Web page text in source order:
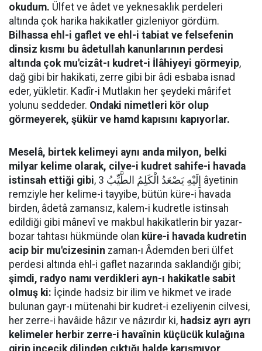
okudum. Ülfet ve âdet ve yeknesaklık perdeleri
altında çok harika hakikatler gizleniyor gördüm.
Bilhassa ehl-i gaflet ve ehl-i tabiat ve felsefenin
dinsiz kısmı bu âdetullah kanunlarının perdesi
altında çok mu'cizât-ı kudret-i İlâhiyeyi görmeyip,
dağ gibi bir hakikati, zerre gibi bir âdi esbaba isnad
eder, yükletir. Kadîr-i Mutlakın her şeydeki mârifet
yolunu seddeder. Ondaki nimetleri kör olup
görmeyerek, şükür ve hamd kapısını kapıyorlar.
Meselâ, birtek kelimeyi aynı anda milyon, belki
milyar kelime olarak, cilve-i kudret sahife-i havada
istinsah ettiği gibi, إِلَيْهِ يَصْعَدُ الْكَلِمُ الطَّيِّبُ 3 âyetinin
remziyle her kelime-i tayyibe, bütün küre-i havada
birden, âdetâ zamansız, kalem-i kudretle istinsah
edildiği gibi mânevî ve makbul hakikatlerin bir yazar-
bozar tahtası hükmünde olan küre-i havada kudretin
acip bir mu'cizesinin zaman-ı Âdemden beri ülfet
perdesi altında ehl-i gaflet nazarında saklandığı gibi;
şimdi, radyo namı verdikleri ayn-ı hakikatle sabit
olmuş ki: İçinde hadsiz bir ilim ve hikmet ve irade
bulunan gayr-ı mütenahi bir kudret-i ezeliyenin cilvesi,
her zerre-i havâide hâzır ve nâzırdır ki, hadsiz ayrı ayrı
kelimeler herbir zerre-i havaînin küçücük kulağına
girip incecik dilinden çıktığı halde karışmıyor,